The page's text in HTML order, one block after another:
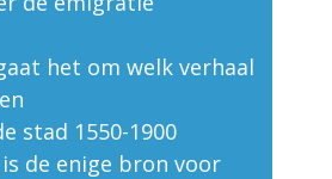
het om welk verhaal
stad 1550-1900
de enige bron voor